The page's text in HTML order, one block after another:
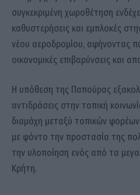
συγκεκριμένη χωροθέτηση
καθυστερήσεις και εμπλοκές
νέου αεροδρομίου, αφήνοντας
οικονομικές επιβαρύνσεις και
Η υπόθεση της Παπούρας
αντιδράσεις στην τοπική
διαμάχη μεταξύ τοπικών φορέων
με φόντο την προστασία της
την υλοποίηση ενός από τα
Κρήτη.